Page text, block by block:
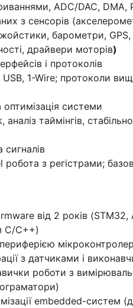
ADC/DAC, DMA,
з сенсорів
барометри,
драйвери моторів)
і протоколів
1-Wire; протоколи
системи
таймінгів,
сигналів
з регістрами;
від 2 років (STM32,
C/C++)
з датчиками і
роботи з
embedded-систем